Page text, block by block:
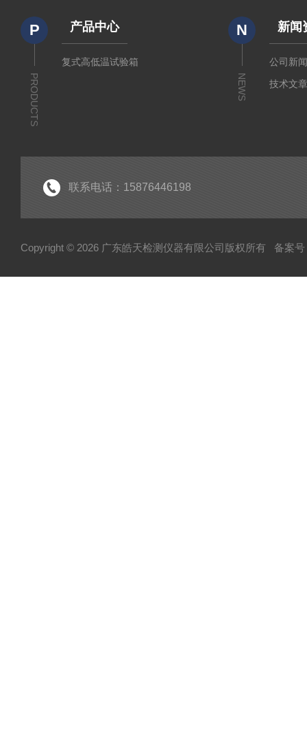
P
PRODUCTS
产品中心
复式高低温试验箱
N
NEWS
新闻
公司新
技术文
联系电话：15876446198
Copyright © 2026 广东皓天检测仪器有限公司版权所有 备案号